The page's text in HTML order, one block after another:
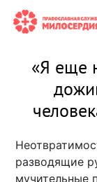
«Я еще
разводящие
мучительные